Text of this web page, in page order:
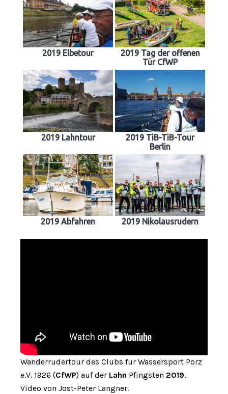
2019 Elbetour
2019 Tag der offenen
Tür CfWP
2019 Lahntour
2019 TiB-TiB-Tour
Berlin
2019 Abfahren 2019 Nikolausrudern
Wanderrudertour des Clubs für Wassersport Porz
e.V. 1926 (CfWP) auf der Lahn Pfingsten 2019.
Video von Jost-Peter Langner.